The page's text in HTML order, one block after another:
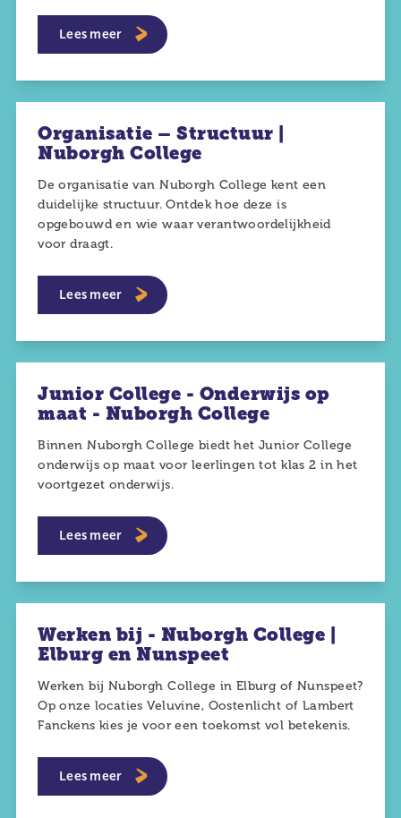
Lees meer
Organisatie – Structuur |
Nuborgh College
De organisatie van Nuborgh College kent een
duidelijke structuur. Ontdek hoe deze is
opgebouwd en wie waar verantwoordelijkheid
voor draagt.
Lees meer
Junior College - Onderwijs op
maat - Nuborgh College
Binnen Nuborgh College biedt het Junior College
onderwijs op maat voor leerlingen tot klas 2 in het
voortgezet onderwijs.
Lees meer
Werken bij - Nuborgh College |
Elburg en Nunspeet
Werken bij Nuborgh College in Elburg of Nunspeet?
Op onze locaties Veluvine, Oostenlicht of Lambert
Fanckens kies je voor een toekomst vol betekenis.
Lees meer